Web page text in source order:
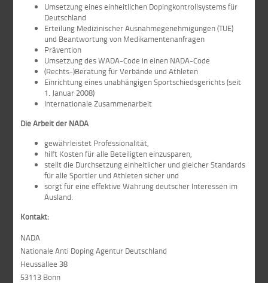
Umsetzung eines einheitlichen Dopingkontrollsystems für
Deutschland
Erteilung Medizinischer Ausnahmegenehmigungen (TUE)
und Beantwortung von Medikamentenanfragen
Prävention
Umsetzung des WADA-Code in einen NADA-Code
(Rechts-)Beratung für Verbände und Athleten
Einrichtung eines unabhängigen Sportschiedsgerichts (seit
1. Januar 2008)
Internationale Zusammenarbeit
Die Arbeit der NADA
gewährleistet Professionalität,
hilft Kosten für alle Beteiligten einzusparen,
stellt die Durchsetzung einheitlicher und gleicher Standards
für alle Sportler und Athleten sicher und
sorgt für eine effektive Wahrung deutscher Interessen im
Ausland.
Kontakt:
NADA
Nationale Anti Doping Agentur Deutschland
Heussallee 38
53113 Bonn